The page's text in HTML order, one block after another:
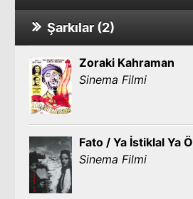
Zoraki Kahraman
Sinema Filmi
Şarkılar (2)
Zoraki Kahraman
Sinema Filmi
Fato / Ya İstiklal Ya
Sinema Filmi